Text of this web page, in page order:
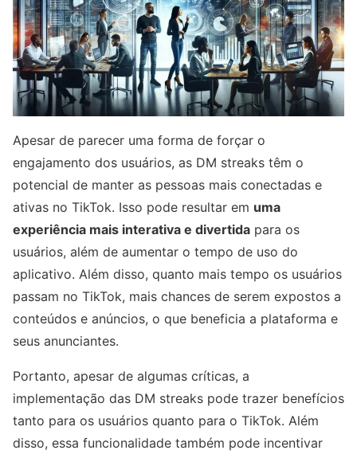
Apesar de parecer uma forma de forçar o
engajamento dos usuários, as DM streaks têm o
potencial de manter as pessoas mais conectadas e
ativas no TikTok. Isso pode resultar em uma
experiência mais interativa e divertida para os
usuários, além de aumentar o tempo de uso do
aplicativo. Além disso, quanto mais tempo os usuários
passam no TikTok, mais chances de serem expostos a
conteúdos e anúncios, o que beneficia a plataforma e
seus anunciantes.
Portanto, apesar de algumas críticas, a
implementação das DM streaks pode trazer benefícios
tanto para os usuários quanto para o TikTok. Além
disso, essa funcionalidade também pode incentivar